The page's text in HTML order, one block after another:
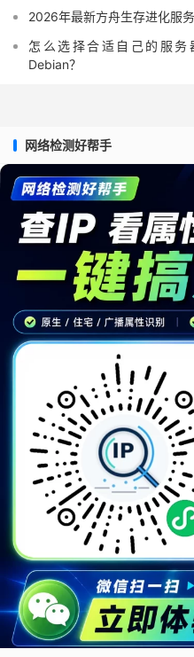
2026年最新方舟生存进化服
怎么选择合适自己的服务
Debian？
网络检测好帮手